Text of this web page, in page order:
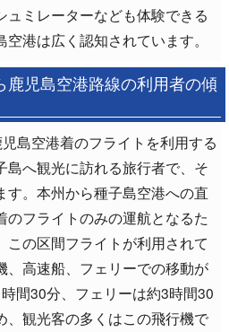
ュミレーターなども体験できる
港は広く認知されています。
児島空港路線の利用者の傾
島空港着のフライトを利用する
島へ観光に訪れる旅行者で、そ
す。本州から種子島空港への直
フライトのみの運航となるた
の区間フライトが利用されて
、高速船、フェリーでの移動が
間30分、フェリーは約3時間30
、観光客の多くはこの飛行機で